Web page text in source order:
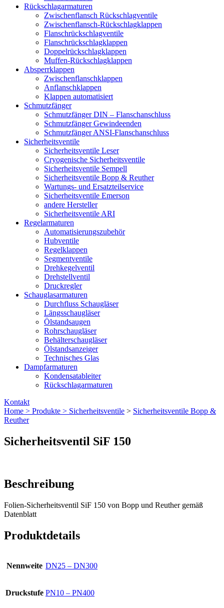
Rückschlag­armaturen
Zwischenflansch Rückschlagventile
Zwischenflansch-Rückschlagklappen
Flanschrückschlagventile
Flanschrückschlagklappen
Doppelrückschlagklappen
Muffen-Rückschlagklappen
Absperrklappen
Zwischenflanschklappen
Anflanschklappen
Klappen automatisiert
Schmutzfänger
Schmutzfänger DIN – Flanschanschluss
Schmutzfänger Gewindeenden
Schmutzfänger ANSI-Flanschanschluss
Sicherheitsventile
Sicherheitsventile Leser
Cryogenische Sicherheitsventile
Sicherheitsventile Sempell
Sicherheitsventile Bopp & Reuther
Wartungs- und Ersatzteilservice
Sicherheitsventile Emerson
andere Hersteller
Sicherheitsventile ARI
Regelarmaturen
Automatisierungszubehör
Hubventile
Regelklappen
Segmentventile
Drehkegelventil
Drehstellventil
Druckregler
Schauglas­armaturen
Durchfluss Schaugläser
Längsschaugläser
Ölstandsaugen
Rohrschaugläser
Behälterschaugläser
Ölstandsanzeiger
Technisches Glas
Dampfarmaturen
Kondensatableiter
Rückschlagarmaturen
Kontakt
Home > Produkte > Sicherheitsventile > Sicherheitsventile Bopp &
Reuther
Sicherheitsventil SiF 150
Beschreibung
Folien-Sicherheitsventil SiF 150 von Bopp und Reuther gemäß
Datenblatt
Produktdetails
Nennweite DN25 – DN300
Druckstufe PN10 – PN400